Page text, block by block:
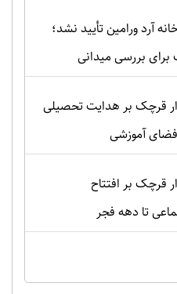
آرد ورامین تأیید نشد؛
بررسی میدانی
قرچک بر هدایت تحصیلی
آموزشی
قرچک بر افتتاح
تا دهه فجر